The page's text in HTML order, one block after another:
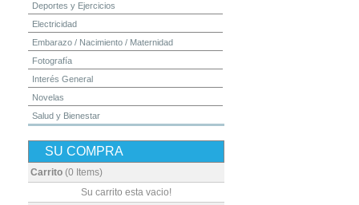
Deportes y Ejercicios
Electricidad
Embarazo / Nacimiento / Maternidad
Fotografía
Interés General
Novelas
Salud y Bienestar
SU COMPRA
Carrito (0 Items)
Su carrito esta vacio!